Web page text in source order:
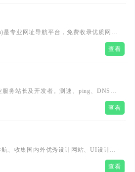
是专业网址导航平台，免费收录优质网站
载、影视娱乐、AI智能、站长服务等分
查看
务站长及开发者。测速、ping、DNS检
app应用分发等站长工具。开放式网站分
优质网址及资源的中文上网导航。及时收
查看
、收集国内外优秀设计网站、UI设计资
网站、素材资源网站、影视网站、资源网
设计,UI设计素材,设计导航,网址导航,设查看